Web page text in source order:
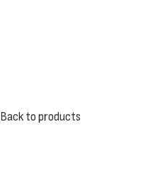
Back to products